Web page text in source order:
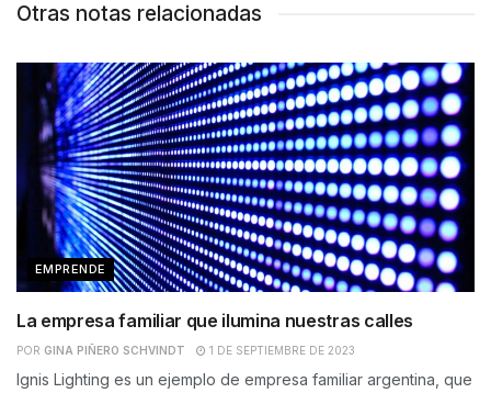
Otras notas relacionadas
EMPRENDE
La empresa familiar que ilumina nuestras calles
POR GINA PIÑERO SCHVINDT 1 DE SEPTIEMBRE DE 2023
Ignis Lighting es un ejemplo de empresa familiar argentina, que